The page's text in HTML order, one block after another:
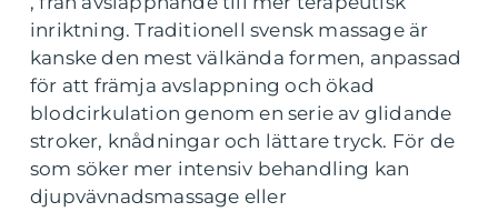
inriktning. Traditionell svensk massage är
kanske den mest välkända formen, anpassad
för att främja avslappning och ökad
blodcirkulation genom en serie av glidande
stroker, knådningar och lättare tryck. För de
som söker mer intensiv behandling kan
djupvävnadsmassage eller